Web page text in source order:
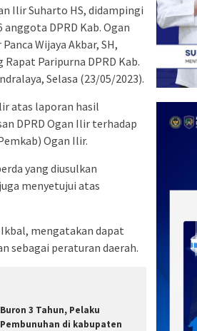
Ilir Suharto HS, didampingi
anggota DPRD Kab. Ogan
Wijaya Akbar, SH,
Paripurna DPRD Kab.
Selasa (23/05/2023).
atas laporan hasil
DPRD Ogan Ilir terhadap
Ogan Ilir.
yang diusulkan
menyetujui atas
mengatakan dapat
sebagai peraturan daerah.
Buron 3 Tahun, Pelaku
Pembunuhan di kabupaten